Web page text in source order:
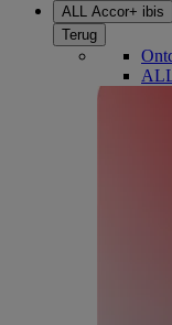
ALL Accor+ ibis
Terug